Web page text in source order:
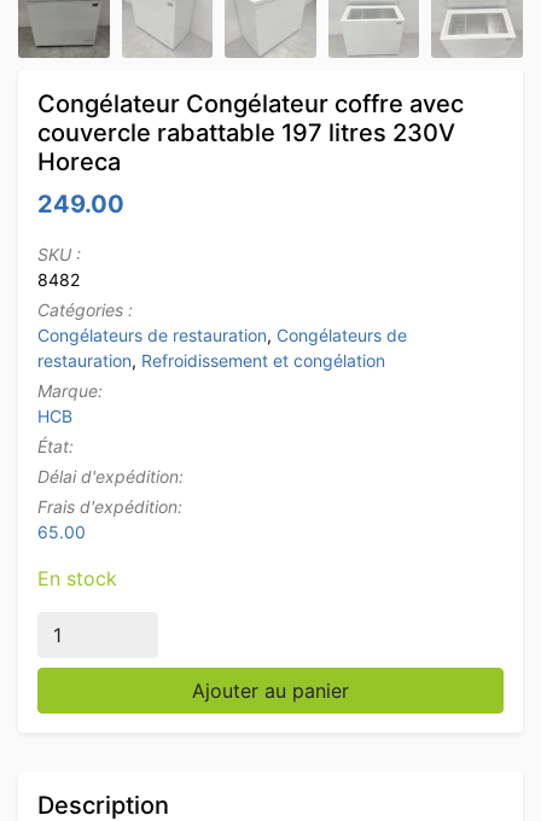
Congélateur Congélateur coffre avec
couvercle rabattable 197 litres 230V
Horeca
249.00
SKU :
8482
Catégories :
Congélateurs de restauration, Congélateurs de
restauration, Refroidissement et congélation
Marque:
HCB
État:
Délai d'expédition:
Frais d'expédition:
65.00
En stock
quantité de Congélateur Congélateur coffre avec
Ajouter au panier
Description